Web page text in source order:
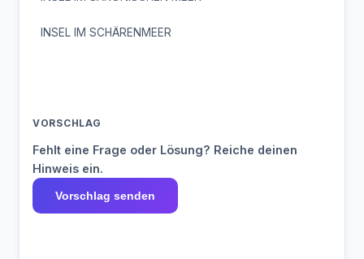
INSEL IM SCHÄRENMEER
VORSCHLAG
Fehlt eine Frage oder Lösung? Reiche deinen
Hinweis ein.
Vorschlag senden